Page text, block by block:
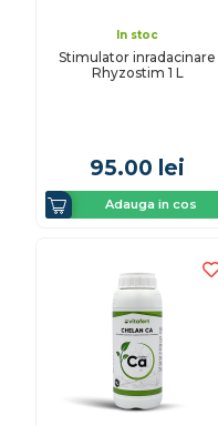
In stoc
Stimulator inradacinare
Rhyzostim 1 L
95.00 lei
Adauga in cos